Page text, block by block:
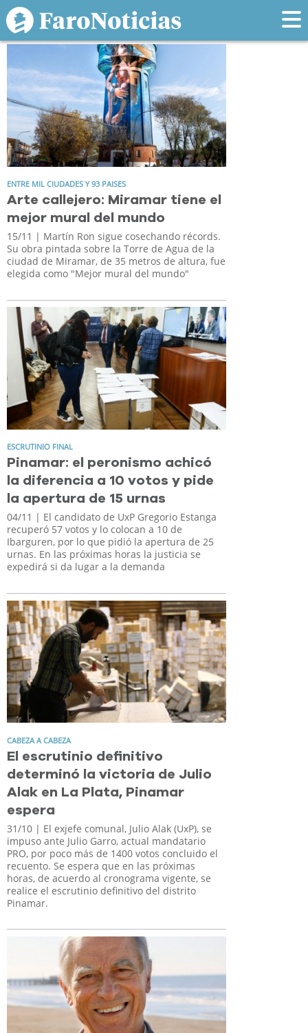
Tag: GANADOR
ENTRE MIL CIUDADES Y 93 PAISES
Arte callejero: Miramar tiene el
mejor mural del mundo
15/11 | Martín Ron sigue cosechando récords.
Su obra pintada sobre la Torre de Agua de la
ciudad de Miramar, de 35 metros de altura, fue
elegida como "Mejor mural del mundo"
ESCRUTINIO FINAL
Pinamar: el peronismo achicó
la diferencia a 10 votos y pide
la apertura de 15 urnas
04/11 | El candidato de UxP Gregorio Estanga
recuperó 57 votos y lo colocan a 10 de
Ibarguren, por lo que pidió la apertura de 25
urnas. En las próximas horas la justicia se
expedirá si da lugar a la demanda
CABEZA A CABEZA
El escrutinio definitivo
determinó la victoria de Julio
Alak en La Plata, Pinamar
espera
31/10 | El exjefe comunal, Julio Alak (UxP), se
impuso ante Julio Garro, actual mandatario
PRO, por poco más de 1400 votos concluido el
recuento. Se espera que en las próximas
horas, de acuerdo al cronograma vigente, se
realice el escrutinio definitivo del distrito
Pinamar.